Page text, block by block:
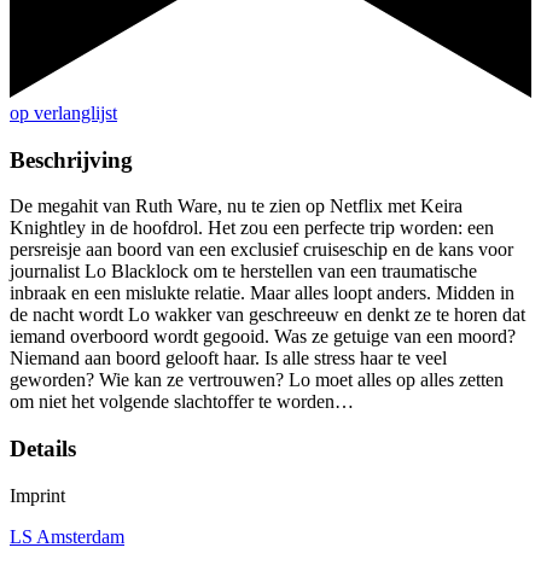
op verlanglijst
Beschrijving
De megahit van Ruth Ware, nu te zien op Netflix met Keira
Knightley in de hoofdrol. Het zou een perfecte trip worden: een
persreisje aan boord van een exclusief cruiseschip en de kans voor
journalist Lo Blacklock om te herstellen van een traumatische
inbraak en een mislukte relatie. Maar alles loopt anders. Midden in
de nacht wordt Lo wakker van geschreeuw en denkt ze te horen dat
iemand overboord wordt gegooid. Was ze getuige van een moord?
Niemand aan boord gelooft haar. Is alle stress haar te veel
geworden? Wie kan ze vertrouwen? Lo moet alles op alles zetten
om niet het volgende slachtoffer te worden…
Details
Imprint
LS Amsterdam